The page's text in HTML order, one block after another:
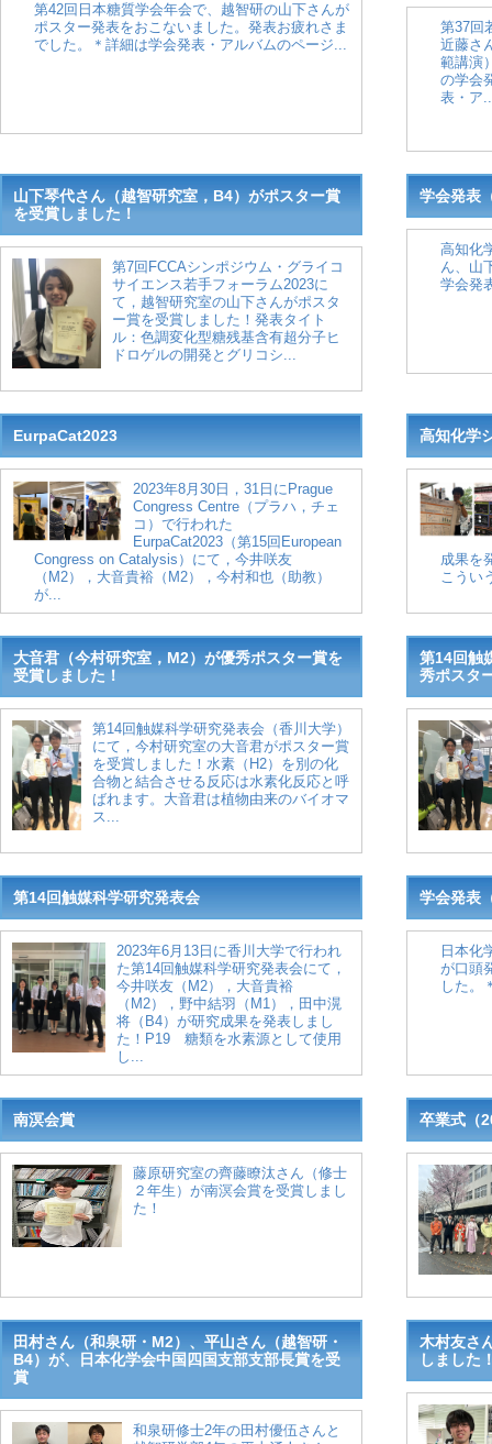
第42回日本糖質学会年会で、越智研の山下さんが
ポスター発表をおこないました。発表お疲れさま
でした。＊詳細は学会発表・アルバムのページ...
第37回
近藤さ
範講演
の学会
表・ア
山下琴代さん（越智研究室，B4）がポスター賞
を受賞しました！
第7回FCCAシンポジウム・グライコ
サイエンス若手フォーラム2023に
て，越智研究室の山下さんがポスタ
ー賞を受賞しました！発表タイト
ル：色調変化型糖残基含有超分子ヒ
ドロゲルの開発とグリコシ...
学会発表
高知化
ん、山
学会発
EurpaCat2023
2023年8月30日，31日にPrague
Congress Centre（プラハ，チェ
コ）で行われた
EurpaCat2023（第15回European
Congress on Catalysis）にて，今井咲友
（M2），大音貴裕（M2），今村和也（助教）
が...
高知化学
成果を
こうい
大音君（今村研究室，M2）が優秀ポスター賞を
受賞しました！
第14回触媒科学研究発表会（香川大学）
にて，今村研究室の大音君がポスター賞
を受賞しました！水素（H2）を別の化
合物と結合させる反応は水素化反応と呼
ばれます。大音君は植物由来のバイオマ
ス...
第14回触
秀ポスタ
第14回触媒科学研究発表会
2023年6月13日に香川大学で行われ
た第14回触媒科学研究発表会にて，
今井咲友（M2），大音貴裕
（M2），野中結羽（M1），田中滉
将（B4）が研究成果を発表しまし
た！P19 糖類を水素源として使用
し...
学会発表
日本化
が口頭
した。
南溟会賞
藤原研究室の齊藤瞭汰さん（修士
２年生）が南溟会賞を受賞しまし
た！
卒業式（
田村さん（和泉研・M2）、平山さん（越智研・
B4）が、日本化学会中国四国支部支部長賞を受
賞
和泉研修士2年の田村優伍さんと
木村友さ
しました